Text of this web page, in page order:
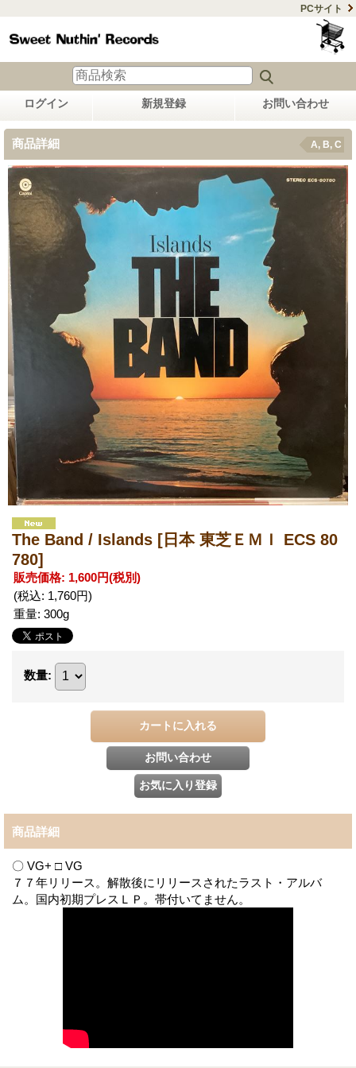
PCサイト
ログイン 新規登録 お問い合わせ
商品詳細 A, B, C
The Band / Islands [日本 東芝ＥＭＩ ECS 80
780]
販売価格: 1,600円(税別)
(税込: 1,760円)
重量: 300g
数量:
商品詳細
〇 VG+ □ VG
７７年リリース。解散後にリリースされたラスト・アルバ
ム。国内初期プレスＬＰ。帯付いてません。